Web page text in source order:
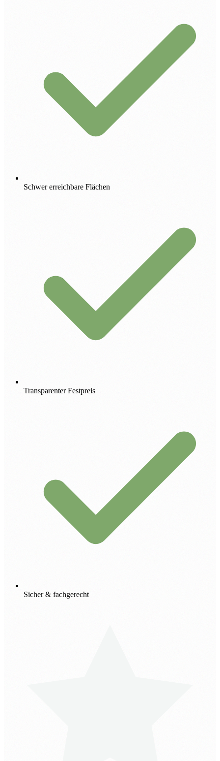
Schwer erreichbare Flächen
Transparenter Festpreis
Sicher & fachgerecht